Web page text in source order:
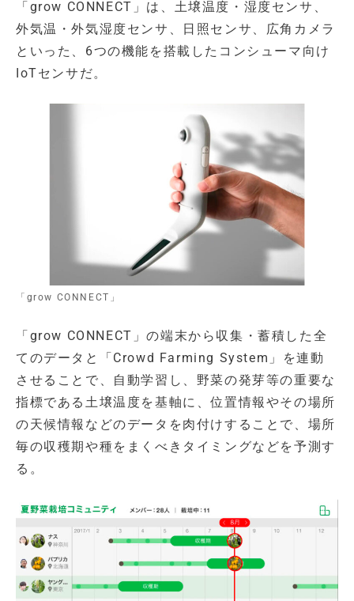
「grow CONNECT」は、土壌温度・湿度センサ、
外気温・外気湿度センサ、日照センサ、広角カメラ
といった、6つの機能を搭載したコンシューマ向け
IoTセンサだ。
「grow CONNECT」
「grow CONNECT」の端末から収集・蓄積した全
てのデータと「Crowd Farming System」を連動
させることで、自動学習し、野菜の発芽等の重要な
指標である土壌温度を基軸に、位置情報やその場所
の天候情報などのデータを肉付けすることで、場所
毎の収穫期や種をまくべきタイミングなどを予測す
る。